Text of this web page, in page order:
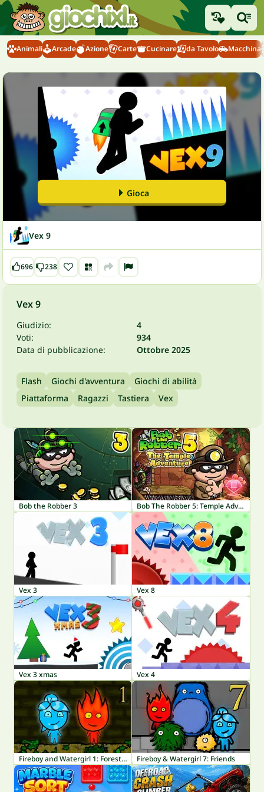
Animali Arcade Azione Carte Cucinare da Tavolo Macchina
Gioca
Vex 9
696 238
Vex 9
Giudizio:
4
Voti:
934
Data di pubblicazione:
Ottobre 2025
Flash Giochi d'avventura
Giochi di abilità
Piattaforma
Ragazzi Tastiera Vex
Bob the Robber 3 Bob The Robber 5: Temple Adventure
Vex 3 Vex 8
Vex 3 xmas Vex 4
Fireboy and Watergirl 1: Forest Temple Fireboy & Watergirl 7: Friends